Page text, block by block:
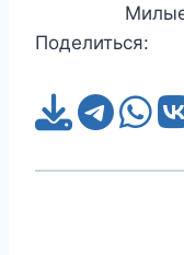
Поделиться: